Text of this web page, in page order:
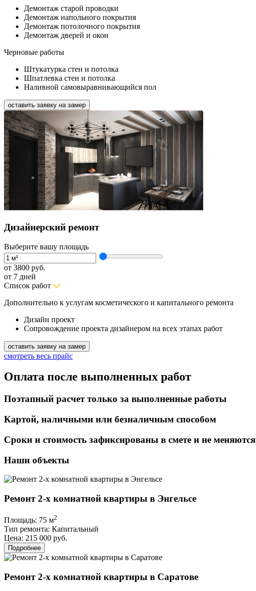
Демонтаж старой проводки
Демонтаж напольного покрытия
Демонтаж потолочного покрытия
Демонтаж дверей и окон
Черновые работы
Штукатурка стен и потолка
Шпатлевка стен и потолка
Наливной самовыравнивающийся пол
оставить заявку на замер
Дизайнерский ремонт
Выберите вашу площадь
от 3800 руб.
от 7 дней
Список работ
Дополнительно к услугам косметического и капитального ремонта
Дизайн проект
Сопровождение проекта дизайнером на всех этапах работ
оставить заявку на замер
смотреть весь прайс
Оплата после выполненных работ
Поэтапный расчет только за выполненные работы
Картой, наличными или безналичным способом
Сроки и стоимость зафиксированы в смете и не меняются
Наши объекты
Ремонт 2-х комнатной квартиры в Энгельсе
Площадь: 75 м2
Тип ремонта: Капитальный
Цена: 215 000 руб.
Подробнее
Ремонт 2-х комнатной квартиры в Саратове